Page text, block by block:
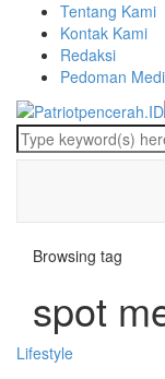
Tentang Kami
Kontak Kami
Redaksi
Pedoman
Browsing tag
spot
Lifestyle